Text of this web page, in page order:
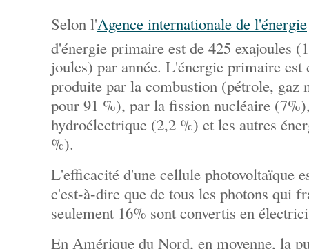
Selon l'Agence internationale de l'énergie
d'énergie primaire est de 425 exajoules
joules) par année. L'énergie primaire
produite par la combustion (pétrole, gaz
pour 91 %), par la fission nucléaire
hydroélectrique (2,2 %) et les autres
%).
L'efficacité d'une cellule photovoltaïque
c'est-à-dire que de tous les photons qui
seulement 16% sont convertis en
En Amérique du Nord, en moyenne, la